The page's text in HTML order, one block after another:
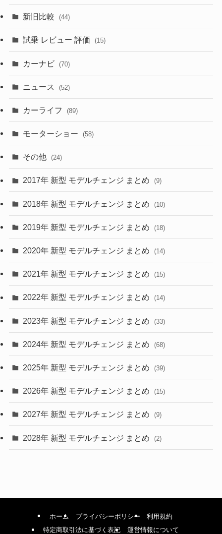
(253)
(84)
(50)
(43)
(6)
(9)
(30)
(27)
(58)
(28)
(27)
(26)
(10)
(35)
(10)
(9)
(22)
(4)
(9)
(4)
(3)
(3)
(1)
(5)
(7)
新旧比較 (44)
試乗 レビュー 評価 (15)
カーナビ (70)
ニュース (52)
カーライフ (89)
モーターショー (58)
その他 (24)
2017年 新型 モデルチェンジ まとめ (9)
2018年 新型 モデルチェンジ まとめ (10)
2019年 新型 モデルチェンジ まとめ (18)
2020年 新型 モデルチェンジ まとめ (14)
2021年 新型 モデルチェンジ まとめ (15)
2022年 新型 モデルチェンジ まとめ (14)
2023年 新型 モデルチェンジ まとめ (33)
2024年 新型 モデルチェンジ まとめ (68)
2025年 新型 モデルチェンジ まとめ (39)
2026年 新型 モデルチェンジ まとめ (15)
2027年 新型 モデルチェンジ まとめ (9)
2028年 新型 モデルチェンジ まとめ (2)
ホーム プライバシーポリシー
利用規約
特定商取引法に基づく表記
運営情報について